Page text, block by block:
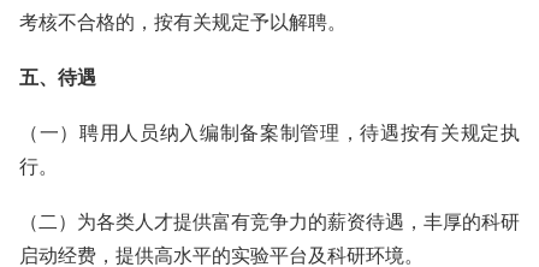
考核不合格的，按有关规定予以解聘。
五、待遇
（一）聘用人员纳入编制备案制管理，待遇按有关规定执
行。
（二）为各类人才提供富有竞争力的薪资待遇，丰厚的科研
启动经费，提供高水平的实验平台及科研环境。